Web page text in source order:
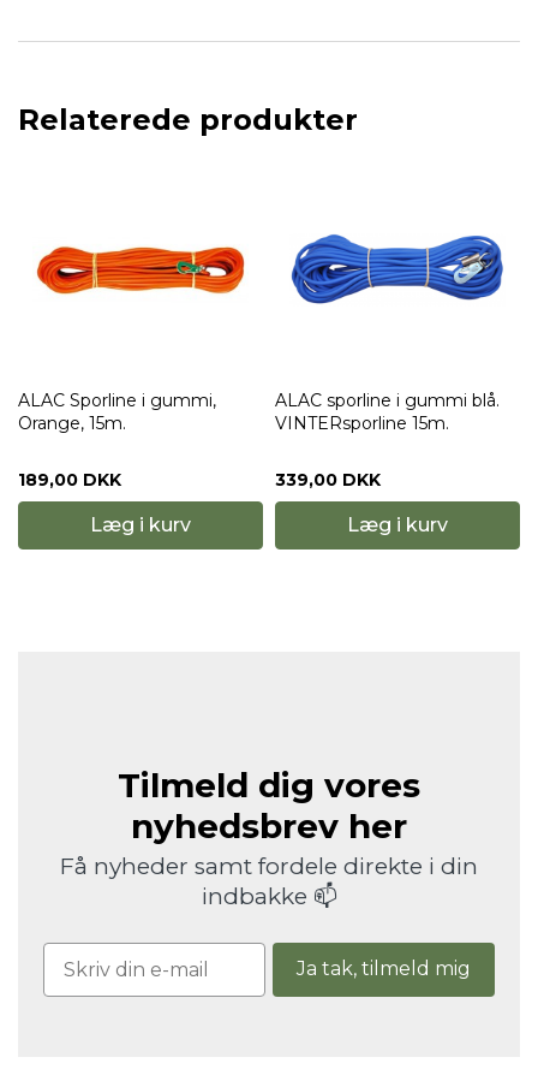
Relaterede produkter
ALAC Sporline i gummi,
Orange, 15m.
189,00 DKK
Læg i kurv
ALAC sporline i gummi blå.
VINTERsporline 15m.
339,00 DKK
Læg i kurv
Tilmeld dig vores
nyhedsbrev her
Få nyheder samt fordele direkte i din
indbakke 📫
Ja tak, tilmeld mig